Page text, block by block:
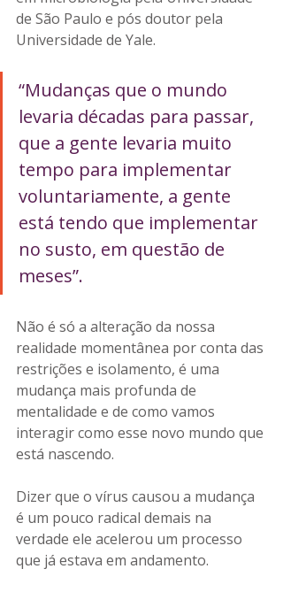
de São Paulo e pós doutor pela
Universidade de Yale.
“Mudanças que o mundo
levaria décadas para passar,
que a gente levaria muito
tempo para implementar
voluntariamente, a gente
está tendo que implementar
no susto, em questão de
meses”.
Não é só a alteração da nossa
realidade momentânea por conta das
restrições e isolamento, é uma
mudança mais profunda de
mentalidade e de como vamos
interagir como esse novo mundo que
está nascendo.
Dizer que o vírus causou a mudança
é um pouco radical demais na
verdade ele acelerou um processo
que já estava em andamento.